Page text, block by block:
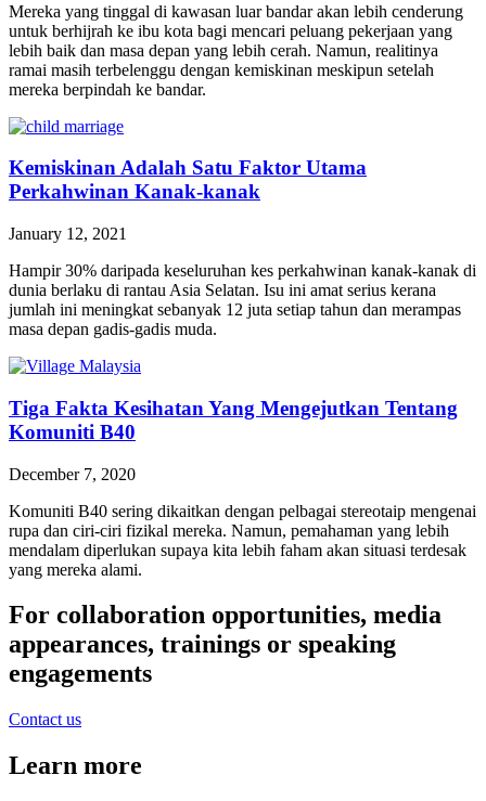
Mereka yang tinggal di kawasan luar bandar akan lebih cenderung
untuk berhijrah ke ibu kota bagi mencari peluang pekerjaan yang
lebih baik dan masa depan yang lebih cerah. Namun, realitinya
ramai masih terbelenggu dengan kemiskinan meskipun setelah
mereka berpindah ke bandar.
Kemiskinan Adalah Satu Faktor Utama
Perkahwinan Kanak-kanak
January 12, 2021
Hampir 30% daripada keseluruhan kes perkahwinan kanak-kanak di
dunia berlaku di rantau Asia Selatan. Isu ini amat serius kerana
jumlah ini meningkat sebanyak 12 juta setiap tahun dan merampas
masa depan gadis-gadis muda.
Tiga Fakta Kesihatan Yang Mengejutkan Tentang
Komuniti B40
December 7, 2020
Komuniti B40 sering dikaitkan dengan pelbagai stereotaip mengenai
rupa dan ciri-ciri fizikal mereka. Namun, pemahaman yang lebih
mendalam diperlukan supaya kita lebih faham akan situasi terdesak
yang mereka alami.
For collaboration opportunities, media
appearances, trainings or speaking
engagements
Contact us
Learn more